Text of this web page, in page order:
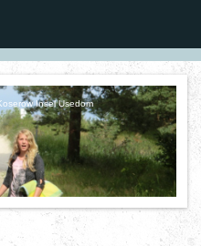
Insel Usedom